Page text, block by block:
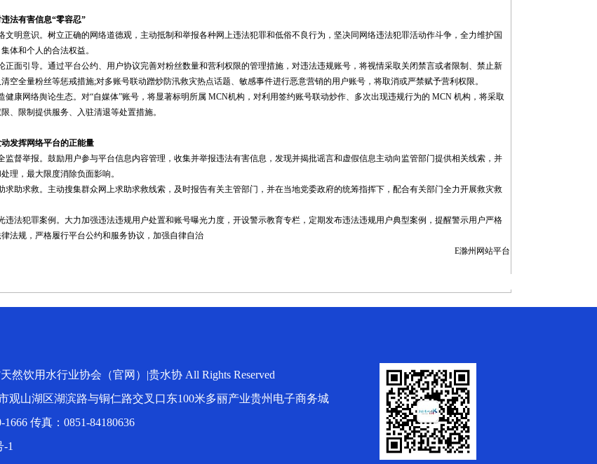
法有害信息“零容忍”
文明意识。树立正确的网络道德观，主动抵制和举报各种网上违法犯罪和低俗不良行为，坚决同网络违法犯罪活动作斗争，全力维护国
体和个人的合法权益。
正面引导。通过平台公约、用户协议完善对粉丝数量和营利权限的管理措施，对违法违规账号，将视情采取关闭禁言或者限制、禁止新
空全量粉丝等惩戒措施;对多账号联动蹭炒防汛救灾热点话题、敏感事件进行恶意营销的用户账号，将取消或严禁赋予营利权限。
健康网络舆论生态。对“自媒体”账号，将显著标明所属 MCN机构，对利用签约账号联动炒作、多次出现违规行为的 MCN 机构，将采取
、限制提供服务、入驻清退等处置措施。
发挥网络平台的正能量
监督举报。鼓励用户参与平台信息内容管理，收集并举报违法有害信息，发现并揭批谣言和虚假信息主动向监管部门提供相关线索，并
理，最大限度消除负面影响。
求助求救。主动搜集群众网上求助求救线索，及时报告有关主管部门，并在当地党委政府的统筹指挥下，配合有关部门全力开展救灾救
违法犯罪案例。大力加强违法违规用户处置和账号曝光力度，开设警示教育专栏，定期发布违法违规用户典型案例，提醒警示用户严格
法规，严格履行平台公约和服务协议，加强自律自治
E滁州 网站平台
然饮用水行业协会（官网）|贵水协 All Rights Reserved
观山湖区湖滨路与铜仁路交叉口东100米多丽产业贵州电子商务城
传真：0851-84180636
-1